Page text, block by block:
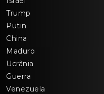
Trump
Putin
China
Maduro
Ucrânia
Guerra
Venezuela